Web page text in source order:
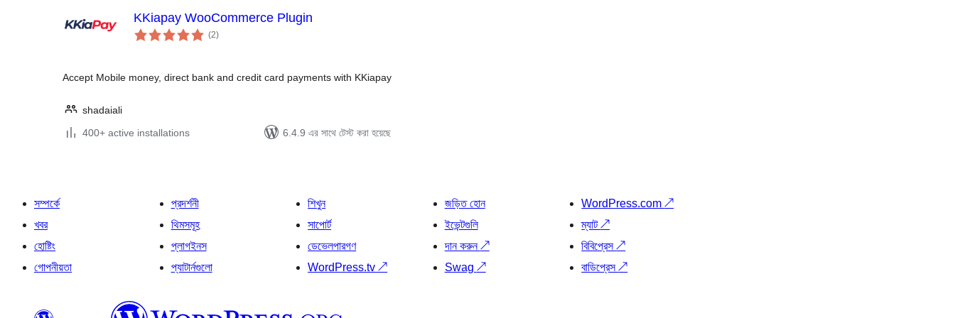
KKiapay WooCommerce Plugin
(2total
ratings
)
Accept Mobile money, direct bank and credit card payments with KKiapay
shadaiali
400+ active installations
6.4.9 এর সাথে টেস্ট করা হয়েছে
সম্পর্কে
খবর
হোষ্টিং
গোপনীয়তা
প্রদর্শনী
থিমসমূহ
প্লাগইনস
প্যাটার্নগুলো
শিখুন
সাপোর্ট
ডেভেলপারগণ
WordPress.tv↗
জড়িত হোন
ইভেন্টগুলি
দান করুন↗
Swag ↗
WordPress.com↗
ম্যাট↗
বিবিপ্রেস↗
বাডিপ্রেস↗